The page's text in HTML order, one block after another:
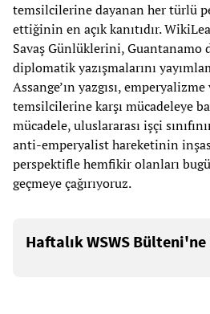
temsilcilerine dayanan her türlü
ettiğinin en açık kanıtıdır.
Savaş Günlüklerini, Guantanamo
diplomatik yazışmalarını
Assange’ın yazgısı,
temsilcilerine karşı mücadeleye
mücadele, uluslararası işçi
anti-emperyalist hareketinin
perspektifle hemfikir olanları
geçmeye çağırıyoruz.
Haftalık WSWS